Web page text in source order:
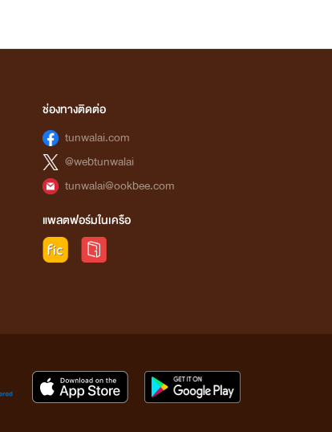
ช่องทางติดต่อ
tunwalai.com
@webtunwalai
tunwalai@ookbee.com
แพลตฟอร์มในเครือ